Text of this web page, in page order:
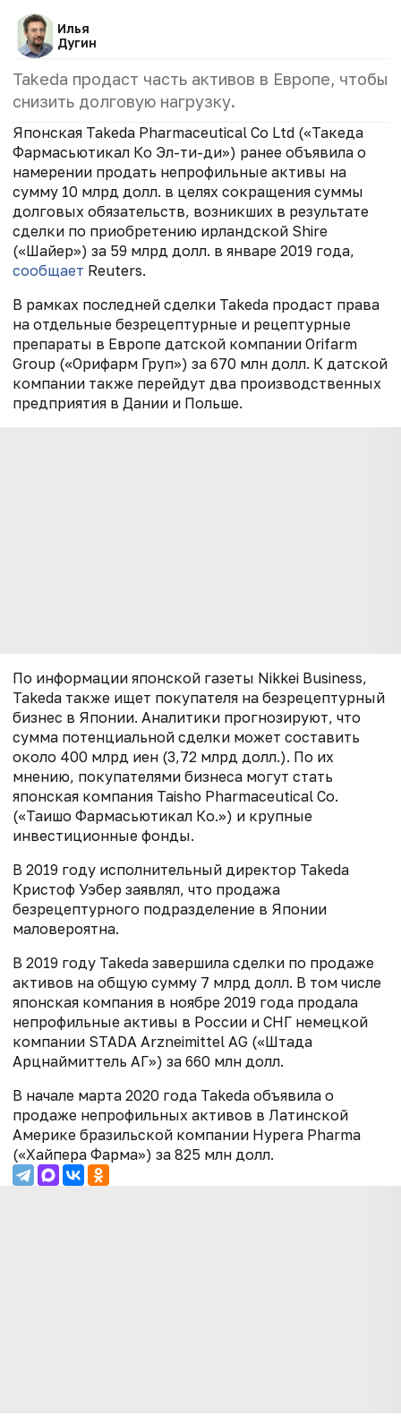
Илья
Дугин
Takeda продаст часть активов в Европе, чтобы
снизить долговую нагрузку.
Японская Takeda Pharmaceutical Co Ltd («Такеда
Фармасьютикал Ко Эл-ти-ди») ранее объявила о
намерении продать непрофильные активы на
сумму 10 млрд долл. в целях сокращения суммы
долговых обязательств, возникших в результате
сделки по приобретению ирландской Shire
(«Шайер») за 59 млрд долл. в январе 2019 года,
сообщает Reuters.
В рамках последней сделки Takeda продаст права
на отдельные безрецептурные и рецептурные
препараты в Европе датской компании Orifarm
Group («Орифарм Груп») за 670 млн долл. К датской
компании также перейдут два производственных
предприятия в Дании и Польше.
По информации японской газеты Nikkei Business,
Takeda также ищет покупателя на безрецептурный
бизнес в Японии. Аналитики прогнозируют, что
сумма потенциальной сделки может составить
около 400 млрд иен (3,72 млрд долл.). По их
мнению, покупателями бизнеса могут стать
японская компания Taisho Pharmaceutical Co.
(«Таишо Фармасьютикал Ко.») и крупные
инвестиционные фонды.
В 2019 году исполнительный директор Takeda
Кристоф Уэбер заявлял, что продажа
безрецептурного подразделение в Японии
маловероятна.
В 2019 году Takeda завершила сделки по продаже
активов на общую сумму 7 млрд долл. В том числе
японская компания в ноябре 2019 года продала
непрофильные активы в России и СНГ немецкой
компании STADA Arzneimittel AG («Штада
Арцнаймиттель АГ») за 660 млн долл.
В начале марта 2020 года Takeda объявила о
продаже непрофильных активов в Латинской
Америке бразильской компании Hypera Pharma
(«Хайпера Фарма») за 825 млн долл.